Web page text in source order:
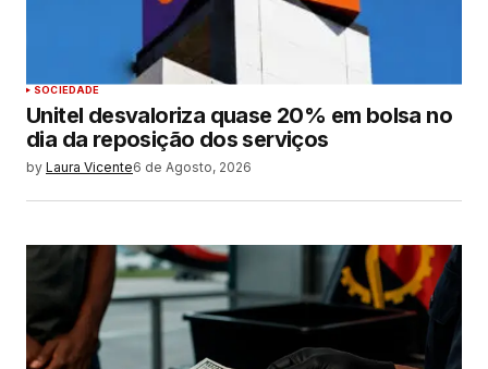
SOCIEDADE
Unitel desvaloriza quase 20% em bolsa no
dia da reposição dos serviços
by Laura Vicente6 de Agosto, 2026